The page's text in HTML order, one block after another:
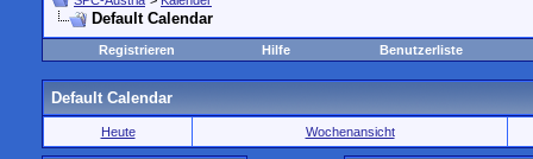
Default Calendar
Registrieren Hilfe Benutzerliste
Default Calendar
Heute Wochenansicht